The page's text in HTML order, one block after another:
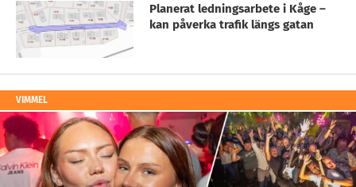
Planerat ledningsarbete i Kåge –
kan påverka trafik längs gatan
VIMMEL